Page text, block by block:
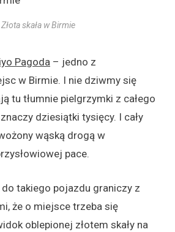
Złota skała w Birmie
Pagoda – jedno z
w Birmie. I nie dziwmy się
tu tłumnie pielgrzymki z całego
dziesiątki tysięcy. I cały
wąską drogą w
pace.
takiego pojazdu graniczy z
że o miejsce trzeba się
oblepionej złotem skały na